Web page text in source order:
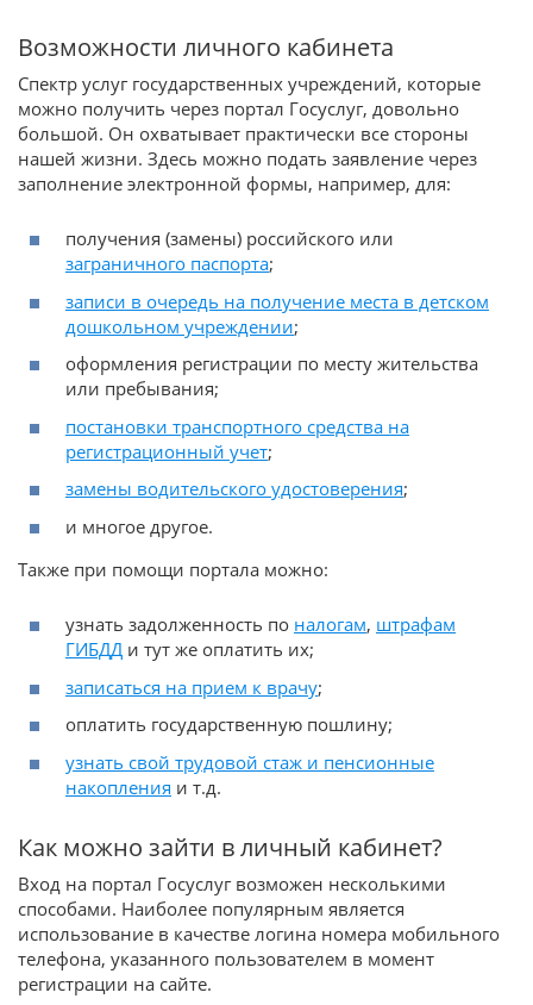
Возможности личного кабинета
Спектр услуг государственных учреждений, которые
можно получить через портал Госуслуг, довольно
большой. Он охватывает практически все стороны
нашей жизни. Здесь можно подать заявление через
заполнение электронной формы, например, для:
получения (замены) российского или
заграничного паспорта;
записи в очередь на получение места в детском
дошкольном учреждении;
оформления регистрации по месту жительства
или пребывания;
постановки транспортного средства на
регистрационный учет;
замены водительского удостоверения;
и многое другое.
Также при помощи портала можно:
узнать задолженность по налогам, штрафам
ГИБДД и тут же оплатить их;
записаться на прием к врачу;
оплатить государственную пошлину;
узнать свой трудовой стаж и пенсионные
накопления и т.д.
Как можно зайти в личный кабинет?
Вход на портал Госуслуг возможен несколькими
способами. Наиболее популярным является
использование в качестве логина номера мобильного
телефона, указанного пользователем в момент
регистрации на сайте.